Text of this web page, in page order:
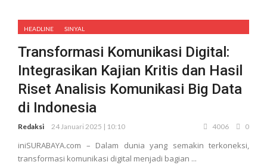
HEADLINE SINYAL
Transformasi Komunikasi Digital:
Integrasikan Kajian Kritis dan Hasil
Riset Analisis Komunikasi Big Data
di Indonesia
Redaksi 24 Januari 2025 | 10:10 4006 0
iniSURABAYA.com – Dalam dunia yang semakin terkoneksi,
transformasi komunikasi digital menjadi bagian ...